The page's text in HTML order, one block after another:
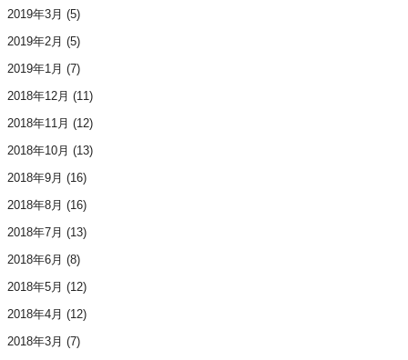
2019年3月 (5)
2019年2月 (5)
2019年1月 (7)
2018年12月 (11)
2018年11月 (12)
2018年10月 (13)
2018年9月 (16)
2018年8月 (16)
2018年7月 (13)
2018年6月 (8)
2018年5月 (12)
2018年4月 (12)
2018年3月 (7)